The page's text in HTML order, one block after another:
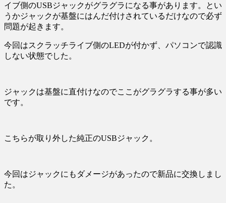
イブ側のUSBジャックがグラグラになる事があります。とい
うかジャックが基盤にはんだ付けされているだけなので必ず
問題が起きます。
今回はスクラッチライブ側のLEDが付かず、パソコンで認識
しない状態でした。
ジャックは基盤に直付けなのでここがグラグラする事が多い
です。
こちらが取り外した純正のUSBジャック。
今回はジャックにもダメージがあったので新品に交換しまし
た。